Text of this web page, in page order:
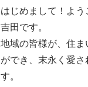
はじめまして！よ
吉田です。
地域の皆様が、住
ができ、末永く愛
す。